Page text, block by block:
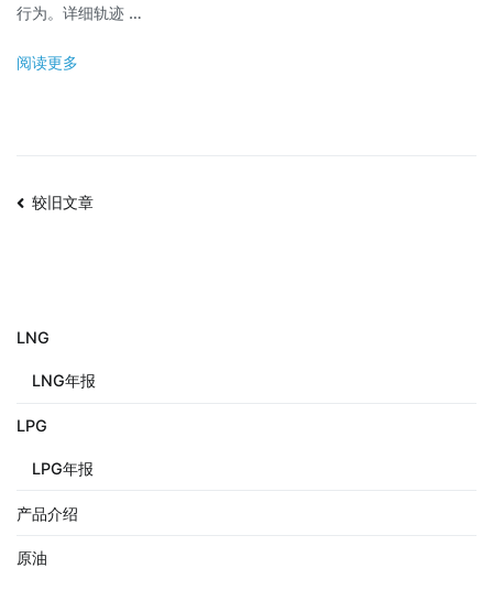
行为。详细轨迹 …
阅读更多
较旧文章
LNG
LNG年报
LPG
LPG年报
产品介绍
原油